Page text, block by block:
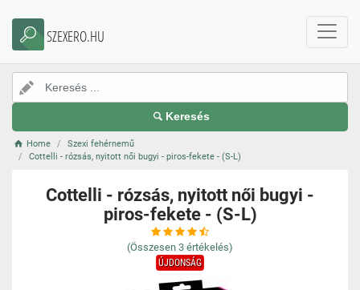
SZEXERO.HU
Keresés
Home
Szexi fehérnemű
Cottelli - rózsás, nyitott női bugyi - piros-fekete - (S-L)
Cottelli - rózsás, nyitott női bugyi -
piros-fekete - (S-L)
(Összesen 3 értékelés)
ÚJDONSÁG